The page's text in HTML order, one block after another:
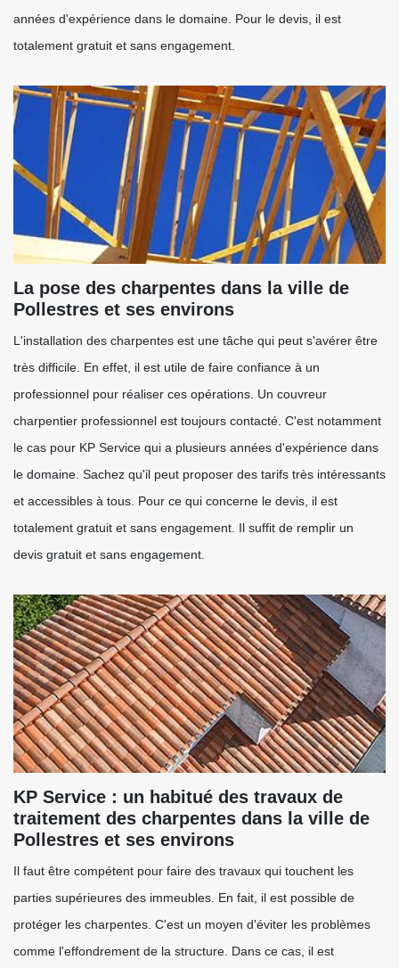
années d'expérience dans le domaine. Pour le devis, il est
totalement gratuit et sans engagement.
La pose des charpentes dans la ville de
Pollestres et ses environs
L'installation des charpentes est une tâche qui peut s'avérer être
très difficile. En effet, il est utile de faire confiance à un
professionnel pour réaliser ces opérations. Un couvreur
charpentier professionnel est toujours contacté. C'est notamment
le cas pour KP Service qui a plusieurs années d'expérience dans
le domaine. Sachez qu'il peut proposer des tarifs très intéressants
et accessibles à tous. Pour ce qui concerne le devis, il est
totalement gratuit et sans engagement. Il suffit de remplir un
devis gratuit et sans engagement.
KP Service : un habitué des travaux de
traitement des charpentes dans la ville de
Pollestres et ses environs
Il faut être compétent pour faire des travaux qui touchent les
parties supérieures des immeubles. En fait, il est possible de
protéger les charpentes. C'est un moyen d'éviter les problèmes
comme l'effondrement de la structure. Dans ce cas, il est